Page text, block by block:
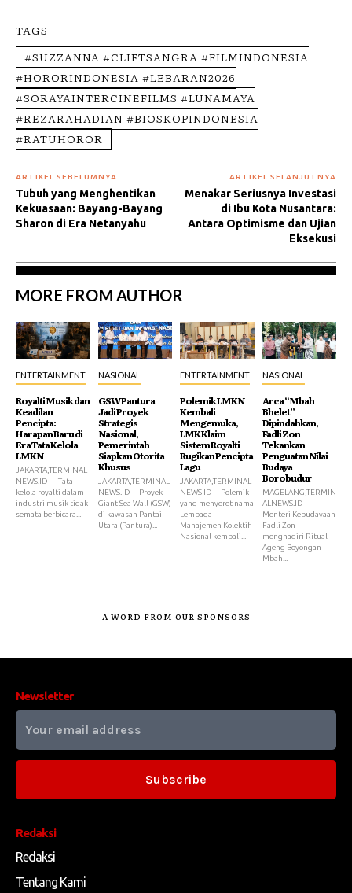
TAGS
#SUZZANNA #CLIFTSANGRA #FILMINDONESIA
#HORORINDONESIA #LEBARAN2026
#SORAYAINTERCINEFILMS #LUNAMAYA
#REZARAHADIAN #BIOSKOPINDONESIA
#RATUHOROR
ARTIKEL SEBELUMNYA
Tubuh yang Menghentikan
Kekuasaan: Bayang-Bayang
Sharon di Era Netanyahu
ARTIKEL SELANJUTNYA
Menakar Seriusnya Investasi
di Ibu Kota Nusantara:
Antara Optimisme dan Ujian
Eksekusi
MORE FROM AUTHOR
ENTERTAINMENT
Royalti Musik dan
Keadilan
Pencipta:
Harapan Baru di
Era Tata Kelola
LMKN
JAKARTA,TERMINAL
NEWS.ID — Tata
kelola royalti dalam
industri musik tidak
semata berbicara...
NASIONAL
GSW Pantura
Jadi Proyek
Strategis
Nasional,
Pemerintah
Siapkan Otorita
Khusus
JAKARTA,TERMINAL
NEWS.ID— Proyek
Giant Sea Wall (GSW)
di kawasan Pantai
Utara (Pantura)...
ENTERTAINMENT
Polemik LMKN
Kembali
Mengemuka,
LMK Klaim
Sistem Royalti
Rugikan Pencipta
Lagu
JAKARTA,TERMINAL
NEWS ID— Polemik
yang menyeret nama
Lembaga
Manajemen Kolektif
Nasional kembali...
NASIONAL
Arca “Mbah
Bhelet”
Dipindahkan,
Fadli Zon
Tekankan
Penguatan Nilai
Budaya
Borobudur
MAGELANG,TERMIN
ALNEWS.ID —
Menteri Kebudayaan
Fadli Zon
menghadiri Ritual
Ageng Boyongan
Mbah...
- A WORD FROM OUR SPONSORS -
Redaksi
Redaksi
Tentang Kami
Newsletter
Subscribe